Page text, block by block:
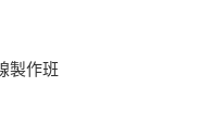
製作班